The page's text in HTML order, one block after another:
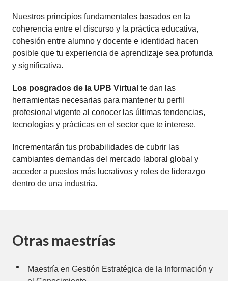
Nuestros principios fundamentales basados en la
coherencia entre el discurso y la práctica educativa,
cohesión entre alumno y docente e identidad hacen
posible que tu experiencia de aprendizaje sea profunda
y significativa.
Los posgrados de la UPB Virtual te dan las
herramientas necesarias para mantener tu perfil
profesional vigente al conocer las últimas tendencias,
tecnologías y prácticas en el sector que te interese.
Incrementarán tus probabilidades de cubrir las
cambiantes demandas del mercado laboral global y
acceder a puestos más lucrativos y roles de liderazgo
dentro de una industria.
Otras maestrías
Maestría en Gestión Estratégica de la Información y